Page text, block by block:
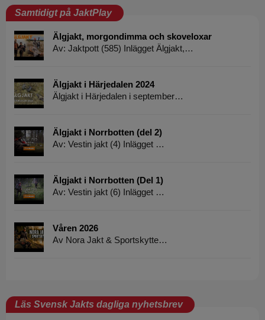
Samtidigt på JaktPlay
Älgjakt, morgondimma och skoveloxar
Av: Jaktpott (585) Inlägget Älgjakt,…
Älgjakt i Härjedalen 2024
Älgjakt i Härjedalen i september…
Älgjakt i Norrbotten (del 2)
Av: Vestin jakt (4) Inlägget …
Älgjakt i Norrbotten (Del 1)
Av: Vestin jakt (6) Inlägget …
Våren 2026
Av Nora Jakt & Sportskytte…
Läs Svensk Jakts dagliga nyhetsbrev